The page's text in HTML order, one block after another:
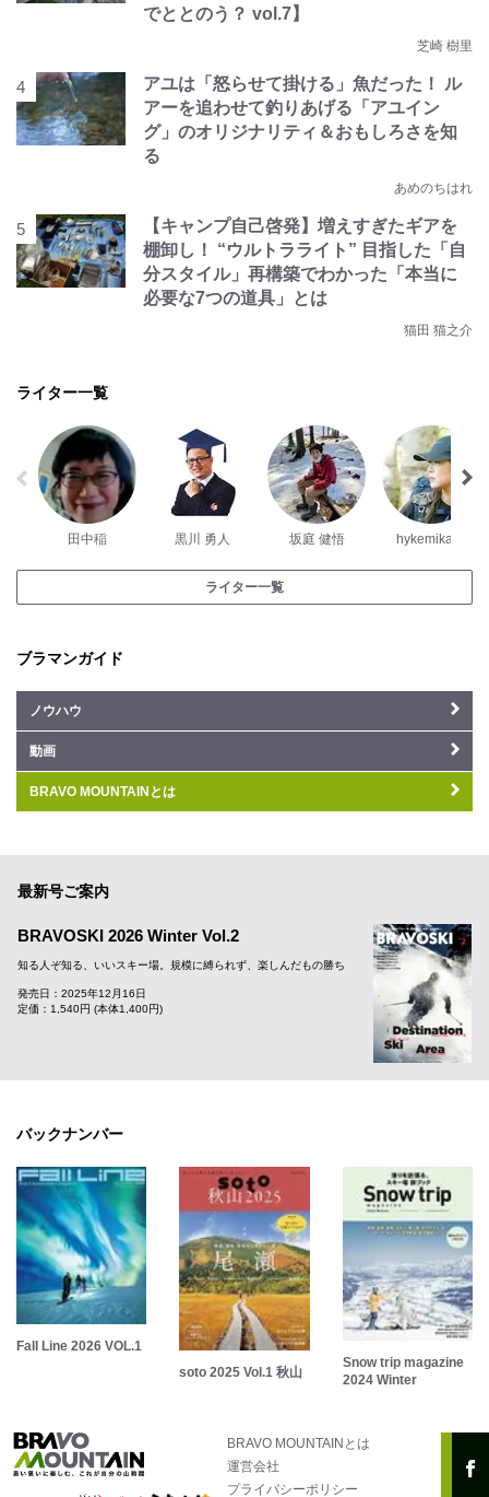
でととのう？ vol.7】
芝崎 樹里
アユは「怒らせて掛ける」魚だった！ ル
アーを追わせて釣りあげる「アユイン
グ」のオリジナリティ＆おもしろさを知
る
あめのちはれ
【キャンプ自己啓発】増えすぎたギアを
棚卸し！ “ウルトラライト” 目指した「自
分スタイル」再構築でわかった「本当に
必要な7つの道具」とは
猫田 猫之介
ライター一覧
田中稲 黒川 勇人 坂庭 健悟 hykemika_y
ライター一覧
ブラマンガイド
ノウハウ
動画
BRAVO MOUNTAINとは
最新号ご案内
BRAVOSKI 2026 Winter Vol.2
知る人ぞ知る、いいスキー場。規模に縛られず、楽しんだもの勝ち
発売日：2025年12月16日
定価：1,540円 (本体1,400円)
バックナンバー
Fall Line 2026 VOL.1
soto 2025 Vol.1 秋山
Snow trip magazine
2024 Winter
BRAVO MOUNTAINとは
運営会社
プライバシーポリシー